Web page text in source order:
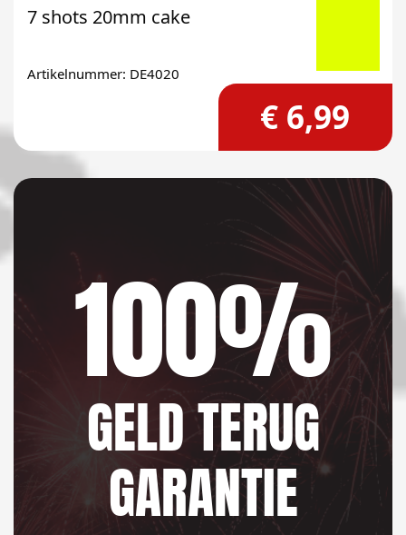
7 shots 20mm cake
Artikelnummer: DE4020
€ 6,99
100%
GELD TERUG
GARANTIE